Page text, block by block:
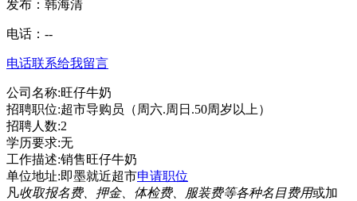
发布：韩海清
电话： --
电话联系给我留言
公司名称:旺仔牛奶
招聘职位:超市导购员（周六.周日.50周岁以上）
招聘人数:2
学历要求:无
工作描述:销售旺仔牛奶
单位地址:即墨就近超市申请职位
凡收取报名费、押金、体检费、服装费等各种名目费用或加